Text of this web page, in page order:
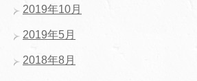
2019年10月
2019年5月
2018年8月